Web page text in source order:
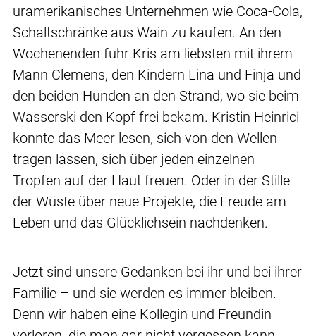
uramerikanisches Unternehmen wie Coca-Cola,
Schaltschränke aus Wain zu kaufen. An den
Wochenenden fuhr Kris am liebsten mit ihrem
Mann Clemens, den Kindern Lina und Finja und
den beiden Hunden an den Strand, wo sie beim
Wasserski den Kopf frei bekam. Kristin Heinrici
konnte das Meer lesen, sich von den Wellen
tragen lassen, sich über jeden einzelnen
Tropfen auf der Haut freuen. Oder in der Stille
der Wüste über neue Projekte, die Freude am
Leben und das Glücklichsein nachdenken.
Jetzt sind unsere Gedanken bei ihr und bei ihrer
Familie – und sie werden es immer bleiben.
Denn wir haben eine Kollegin und Freundin